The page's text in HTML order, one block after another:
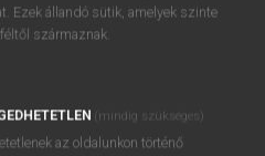
Ezek állandó sütik, amelyek szinte
származnak.
(mindig szükséges)
az oldalunkon történő